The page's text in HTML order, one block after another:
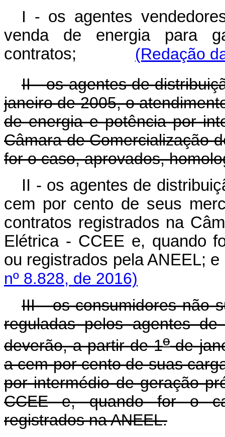
I - os agentes
venda de energia para
contratos;
(Redação
II - os agentes de
janeiro de 2005, o
de energia e potência por
Câmara de Comercialização
for o caso, aprovados,
II - os agentes de
cem por cento de seus
contratos registrados na
Elétrica - CCEE e, quando
ou registrados pela ANEEL; e
nº 8.828, de 2016)
III - os consumidores não
reguladas pelos agentes
deverão, a partir de 1ode
a cem por cento de suas
por intermédio de geração
CCEE e, quando for o
registrados na ANEEL.